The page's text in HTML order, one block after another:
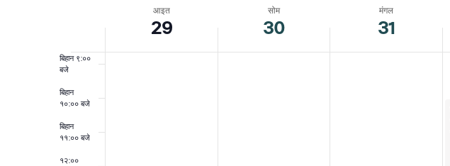
गर्नुहोस्।
Week
of
घटनाहरू
आइत
29
सोम
30
मंगल
31
बिहान ९:००
बजे
बिहान
१०:०० बजे
बिहान
११:०० बजे
१२:००